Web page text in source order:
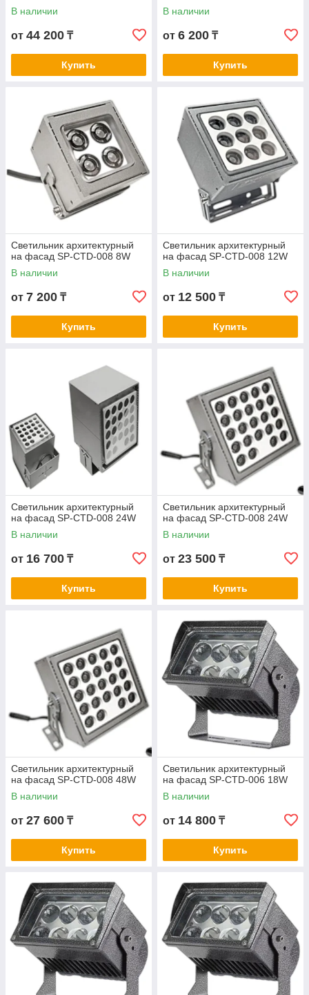
В наличии
от 44 200 ₸
Купить
В наличии
от 6 200 ₸
Купить
Светильник архитектурный
на фасад SP-CTD-008 8W
В наличии
от 7 200 ₸
Купить
Светильник архитектурный
на фасад SP-CTD-008 12W
В наличии
от 12 500 ₸
Купить
Светильник архитектурный
на фасад SP-CTD-008 24W
В наличии
от 16 700 ₸
Купить
Светильник архитектурный
на фасад SP-CTD-008 24W
В наличии
от 23 500 ₸
Купить
Светильник архитектурный
на фасад SP-CTD-008 48W
В наличии
от 27 600 ₸
Купить
Светильник архитектурный
на фасад SP-CTD-006 18W
В наличии
от 14 800 ₸
Купить